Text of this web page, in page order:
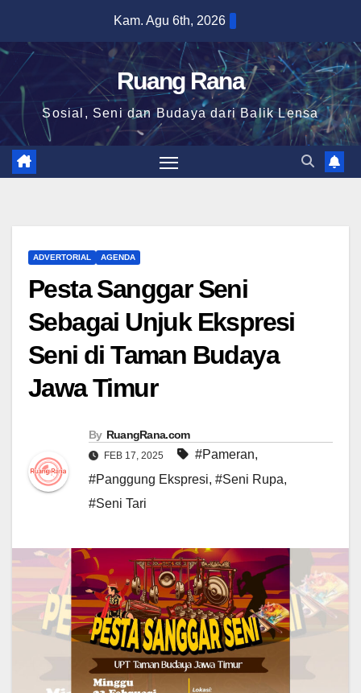
content
Kam. Agu 6th, 2026
Ruang Rana
Sosial, Seni dan Budaya dari Balik Lensa
ADVERTORIAL AGENDA
Pesta Sanggar Seni
Sebagai Unjuk Ekspresi
Seni di Taman Budaya
Jawa Timur
By RuangRana.com
FEB 17, 2025 #Pameran,
#Panggung Ekspresi, #Seni Rupa,
#Seni Tari